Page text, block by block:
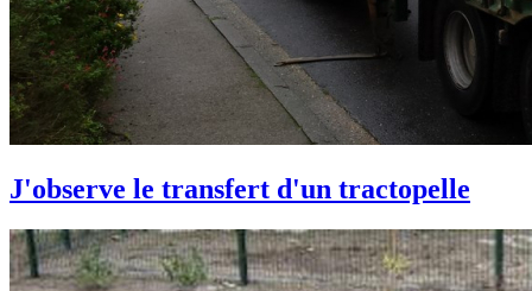
J'observe le transfert d'un tractopelle